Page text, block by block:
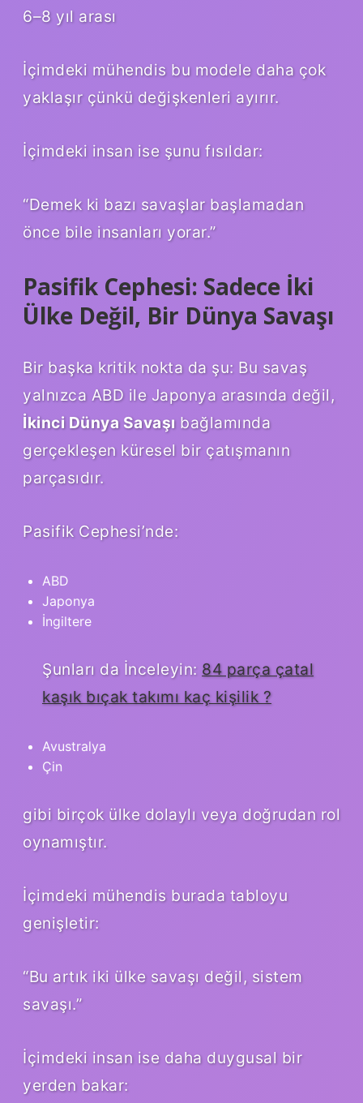
6–8 yıl arası
İçimdeki mühendis bu modele daha çok
yaklaşır çünkü değişkenleri ayırır.
İçimdeki insan ise şunu fısıldar:
“Demek ki bazı savaşlar başlamadan
önce bile insanları yorar.”
Pasifik Cephesi: Sadece İki
Ülke Değil, Bir Dünya Savaşı
Bir başka kritik nokta da şu: Bu savaş
yalnızca ABD ile Japonya arasında değil,
İkinci Dünya Savaşıbağlamında
gerçekleşen küresel bir çatışmanın
parçasıdır.
Pasifik Cephesi’nde:
ABD
Japonya
İngiltere
Şunları da İnceleyin: 84 parça çatal
kaşık bıçak takımı kaç kişilik ?
Avustralya
Çin
gibi birçok ülke dolaylı veya doğrudan rol
oynamıştır.
İçimdeki mühendis burada tabloyu
genişletir:
“Bu artık iki ülke savaşı değil, sistem
savaşı.”
İçimdeki insan ise daha duygusal bir
yerden bakar: